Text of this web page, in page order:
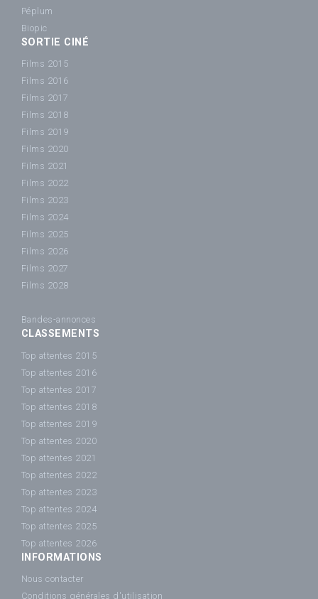
Péplum
Biopic
SORTIE CINÉ
Films 2015
Films 2016
Films 2017
Films 2018
Films 2019
Films 2020
Films 2021
Films 2022
Films 2023
Films 2024
Films 2025
Films 2026
Films 2027
Films 2028
Bandes-annonces
CLASSEMENTS
Top attentes 2015
Top attentes 2016
Top attentes 2017
Top attentes 2018
Top attentes 2019
Top attentes 2020
Top attentes 2021
Top attentes 2022
Top attentes 2023
Top attentes 2024
Top attentes 2025
Top attentes 2026
INFORMATIONS
Nous contacter
Conditions générales d'utilisation